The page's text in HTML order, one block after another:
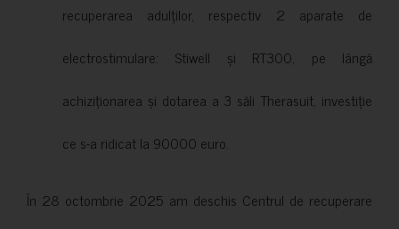
recuperarea adulților, respectiv 2 aparate de
electrostimulare: Stiwell și RT300, pe lângă
achiziționarea și dotarea a 3 săli Therasuit, investiție
ce s-a ridicat la 90000 euro.
În 28 octombrie 2025 am deschis Centrul de recuperare